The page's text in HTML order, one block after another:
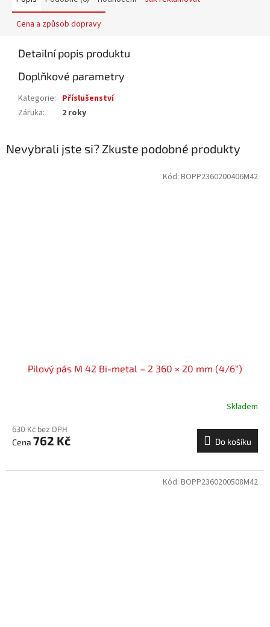
Cena a způsob dopravy
Detailní popis produktu
Doplňkové parametry
Kategorie: Příslušenství
Záruka: 2 roky
Nevybrali jste si? Zkuste podobné produkty
Pilový pás M 42 Bi-metal – 2 360 × 20 mm (4/6“)
Skladem
630 Kč bez DPH
762 Kč Do košíku
Kód: BOPP2360200406M42
Kód: BOPP2360200508M42